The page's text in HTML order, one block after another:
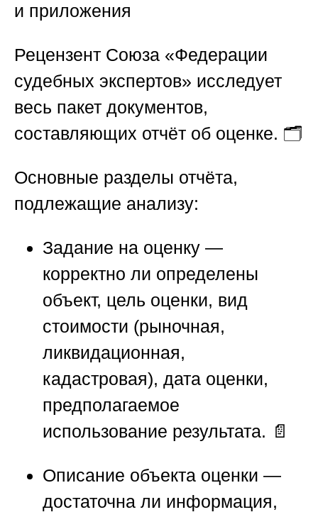
и приложения
Рецензент Союза «Федерации
судебных экспертов» исследует
весь пакет документов,
составляющих отчёт об оценке. 🗂️
Основные разделы отчёта,
подлежащие анализу:
Задание на оценку —
корректно ли определены
объект, цель оценки, вид
стоимости (рыночная,
ликвидационная,
кадастровая), дата оценки,
предполагаемое
использование результата. 📄
Описание объекта оценки —
достаточна ли информация,